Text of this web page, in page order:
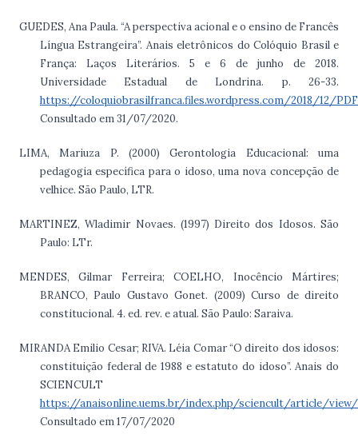
GUEDES, Ana Paula. “A perspectiva acional e o ensino de Francês
Língua Estrangeira”. Anais eletrônicos do Colóquio Brasil e
França: Laços Literários. 5 e 6 de junho de 2018.
Universidade Estadual de Londrina. p. 26-33.
https://coloquiobrasilfranca.files.wordpress.com/2018/12/
Consultado em 31/07/2020.
LIMA, Mariuza P. (2000) Gerontologia Educacional: uma
pedagogia específica para o idoso, uma nova concepção de
velhice. São Paulo, LTR.
MARTINEZ, Wladimir Novaes. (1997) Direito dos Idosos. São
Paulo: LTr.
MENDES, Gilmar Ferreira; COELHO, Inocêncio Mártires;
BRANCO, Paulo Gustavo Gonet. (2009) Curso de direito
constitucional. 4. ed. rev. e atual. São Paulo: Saraiva.
MIRANDA Emilio Cesar; RIVA. Léia Comar “O direito dos idosos:
constituição federal de 1988 e estatuto do idoso”. Anais do
SCIENCULT
https://anaisonline.uems.br/index.php/sciencult/article/view/
Consultado em 17/07/2020